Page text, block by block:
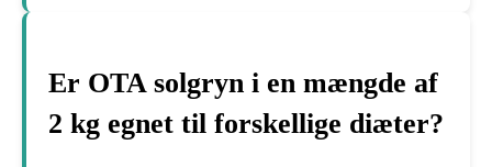
Er OTA solgryn i en mængde af
2 kg egnet til forskellige diæter?